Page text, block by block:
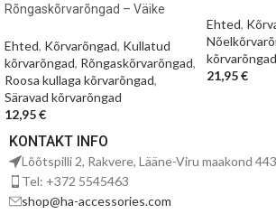
Rõngaskõrvarõngad – Väike
Ehted, Kõrvarõngad, Kullatud
kõrvarõngad, Rõngaskõrvarõngad,
Roosa kullaga kõrvarõngad,
Säravad kõrvarõngad
12,95€
Ehted,
kõrvarõngad
21,95€
KONTAKT INFO
Lõõtspilli 2, Rakvere, Lääne-Viru maakond
Tel: +372 5545463
shop@ha-accessories.com